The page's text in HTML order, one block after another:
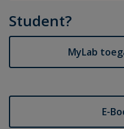
Student?
MyLab
E-